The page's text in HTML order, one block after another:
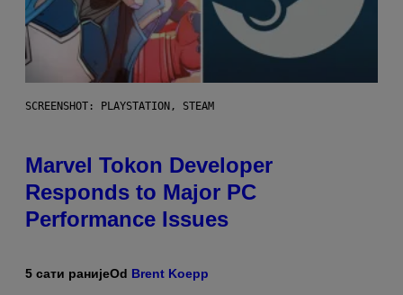
SCREENSHOT: PLAYSTATION, STEAM
Marvel Tokon Developer
Responds to Major PC
Performance Issues
5 сати ранијеOd Brent Koepp